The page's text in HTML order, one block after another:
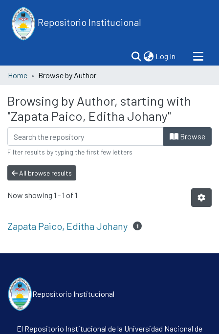
Repositorio Institucional
Log In (current)
Home Browse by Author
Browsing by Author, starting with
"Zapata Paico, Editha Johany"
Browse
Filter results by typing the first few letters
All browse results
Now showing 1 - 1 of 1
Zapata Paico, Editha Johany 1
Repositorio Institucional
El Repositorio Institucional de la Universidad Nacional de